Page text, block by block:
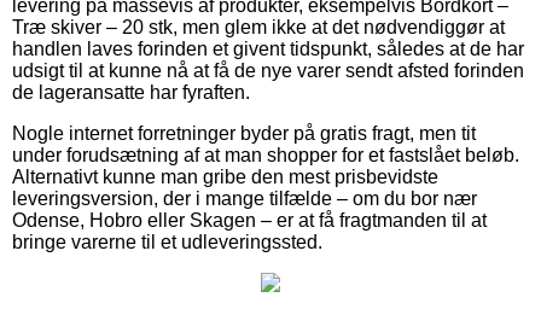
levering på massevis af produkter, eksempelvis Bordkort –
Træ skiver – 20 stk, men glem ikke at det nødvendiggør at
handlen laves forinden et givent tidspunkt, således at de har
udsigt til at kunne nå at få de nye varer sendt afsted forinden
de lageransatte har fyraften.
Nogle internet forretninger byder på gratis fragt, men tit
under forudsætning af at man shopper for et fastslået beløb.
Alternativt kunne man gribe den mest prisbevidste
leveringsversion, der i mange tilfælde – om du bor nær
Odense, Hobro eller Skagen – er at få fragtmanden til at
bringe varerne til et udleveringssted.